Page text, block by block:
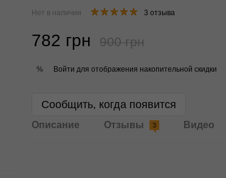
Нет в наличии 3 отзыва
782 грн 900 грн
% Войти для отображения накопительной скидки
Сообщить, когда появится
Описание Отзывы 3 Видео